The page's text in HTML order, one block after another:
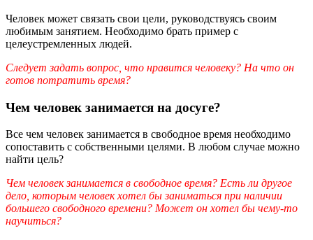
Человек может связать свои цели, руководствуясь своим
любимым занятием. Необходимо брать пример с
целеустремленных людей.
Следует задать вопрос, что нравится человеку? На что он
готов потратить время?
Чем человек занимается на досуге?
Все чем человек занимается в свободное время необходимо
сопоставить с собственными целями. В любом случае можно
найти цель?
Чем человек занимается в свободное время? Есть ли другое
дело, которым человек хотел бы заниматься при наличии
большего свободного времени? Может он хотел бы чему-то
научиться?